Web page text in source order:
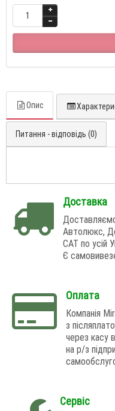
Опис
Питання - відповідь (0)
Доставка
Автолюкс,
САТ по усій
Є
Оплата
Компанія
з
через касу
на р/з
Сервіс